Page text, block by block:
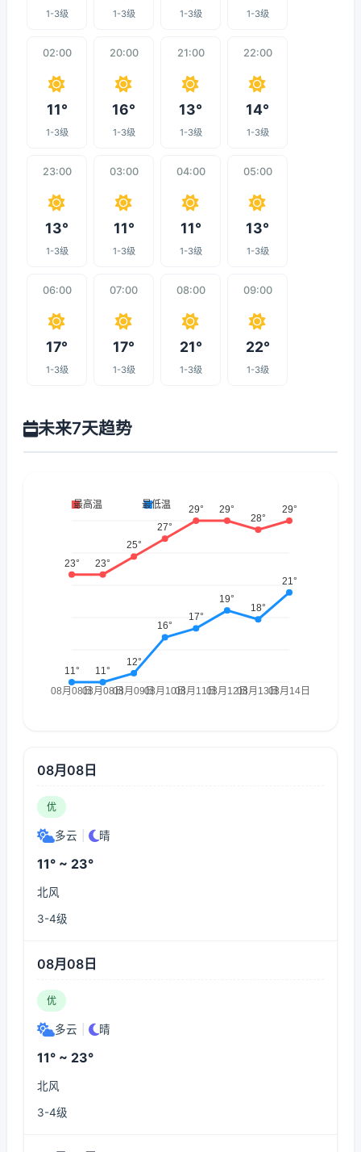
1-3级 1-3级 1-3级 1-3级
02:00
11°
1-3级
20:00
16°
1-3级
21:00
13°
1-3级
22:00
14°
1-3级
23:00
13°
1-3级
03:00
11°
1-3级
04:00
11°
1-3级
05:00
13°
1-3级
06:00
17°
1-3级
07:00
17°
1-3级
08:00
21°
1-3级
09:00
22°
1-3级
未来7天趋势
08月08日
优
多云 晴
11° ~ 23°
北风
3-4级
08月08日
优
多云 晴
11° ~ 23°
北风
3-4级